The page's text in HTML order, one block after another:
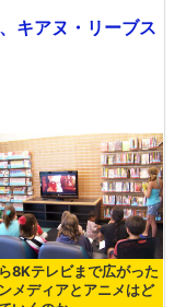
キアヌ・リーブス
8Kテレビまで広がった
メディアとアニメはど